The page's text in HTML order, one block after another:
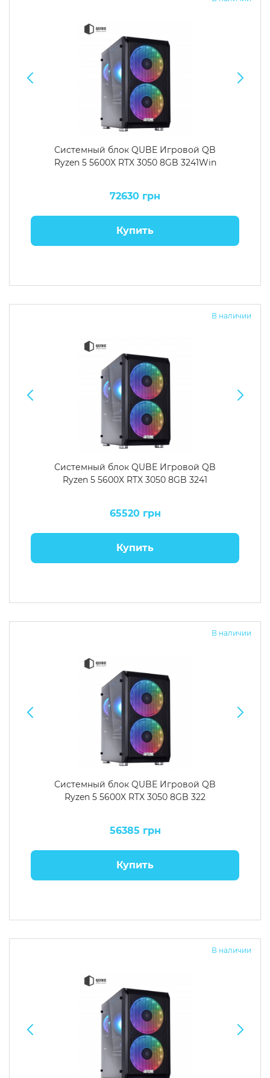
Системный блок QUBE Игровой QB
Ryzen 5 5600X RTX 3050 8GB 3241Win
72630 грн
Купить
В наличии
Системный блок QUBE Игровой QB
Ryzen 5 5600X RTX 3050 8GB 3241
65520 грн
Купить
В наличии
Системный блок QUBE Игровой QB
Ryzen 5 5600X RTX 3050 8GB 322
56385 грн
Купить
В наличии